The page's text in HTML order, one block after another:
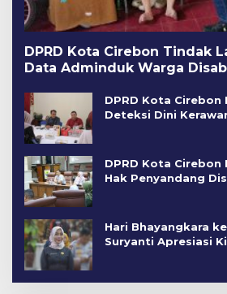
DPRD Kota Cirebon Tindak
Data Adminduk Warga
DPRD Kota
Deteksi Dini
DPRD Kota Cirebon
Hak Penyandang
Hari Bhayangkara
Suryanti Apresiasi